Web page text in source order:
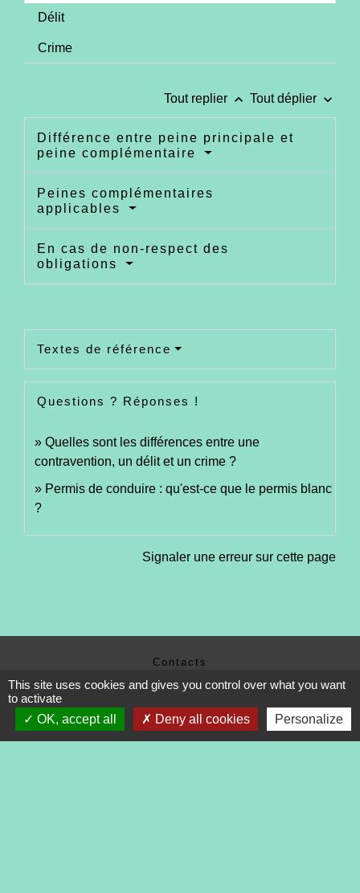
Délit
Crime
Tout replier keyboard_arrow_up Tout déplier keyboard_arrow_down
Différence entre peine principale et
peine complémentaire
Peines complémentaires
applicables
En cas de non-respect des
obligations
Textes de référence
Questions ? Réponses !
Quelles sont les différences entre une
contravention, un délit et un crime ?
Permis de conduire : qu'est-ce que le permis blanc
?
Signaler une erreur sur cette page
Contacts
Commune de Tréveneuc
22410 Tréveneuc - FRANCE
+33 2 96 70 84 84
This site uses cookies and gives you control over what you want
to activate
OK, accept all
Deny all cookies Personalize